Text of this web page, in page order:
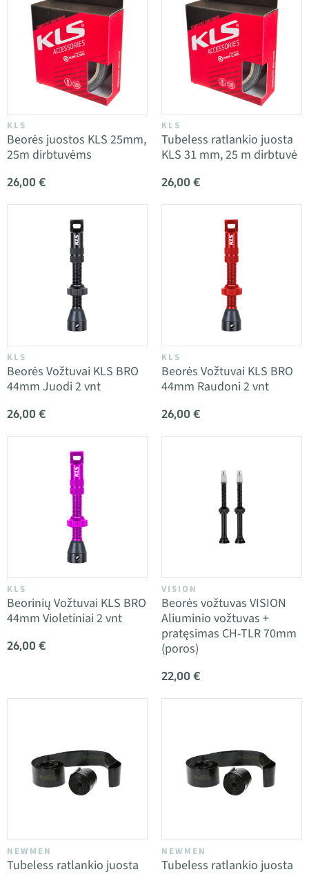
KLS
Beorės juostos KLS 25mm,
25m dirbtuvėms
26,00 €
KLS
Tubeless ratlankio juosta
KLS 31 mm, 25 m dirbtuvė
26,00 €
KLS
Beorės Vožtuvai KLS BRO
44mm Juodi 2 vnt
26,00 €
KLS
Beorės Vožtuvai KLS BRO
44mm Raudoni 2 vnt
26,00 €
KLS
Beorinių Vožtuvai KLS BRO
44mm Violetiniai 2 vnt
26,00 €
VISION
Beorės vožtuvas VISION
Aliuminio vožtuvas +
pratęsimas CH-TLR 70mm
(poros)
22,00 €
NEWMEN
Tubeless ratlankio juosta
NEWMEN
Tubeless ratlankio juosta